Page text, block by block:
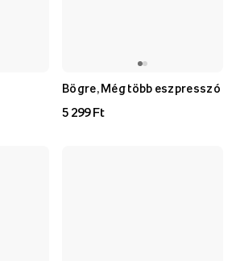
Bögre, Még több eszpresszó
5 299 Ft